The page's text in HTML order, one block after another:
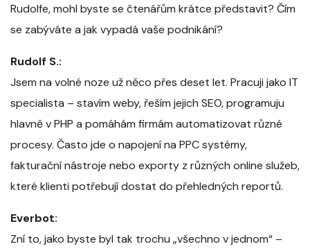
Rudolfe, mohl byste se čtenářům krátce představit? Čím
se zabýváte a jak vypadá vaše podnikání?
Rudolf S.:
Jsem na volné noze už něco přes deset let. Pracuji jako IT
specialista – stavím weby, řeším jejich SEO, programuju
hlavně v PHP a pomáhám firmám automatizovat různé
procesy. Často jde o napojení na PPC systémy,
fakturační nástroje nebo exporty z různých online služeb,
které klienti potřebují dostat do přehledných reportů.
Everbot:
Zní to, jako byste byl tak trochu „všechno v jednom“ –